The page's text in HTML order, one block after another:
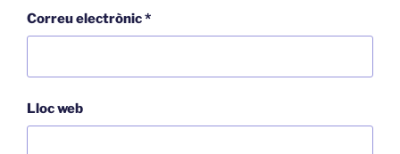
Correu electrònic*
Lloc web